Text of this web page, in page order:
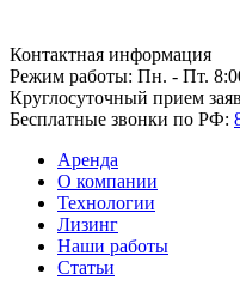
Контактная информация
Режим работы: Пн. - Пт.
Круглосуточный прием
Бесплатные звонки по РФ:
Аренда
О компании
Технологии
Лизинг
Наши работы
Статьи